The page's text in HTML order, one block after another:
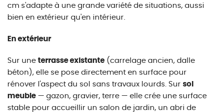
cm s'adapte à une grande variété de situations, aussi
bien en extérieur qu'en intérieur.
En extérieur
Sur une terrasse existante (carrelage ancien, dalle
béton), elle se pose directement en surface pour
rénover l'aspect du sol sans travaux lourds. Sur sol
meuble — gazon, gravier, terre — elle crée une surface
stable pour accueillir un salon de jardin, un abri de